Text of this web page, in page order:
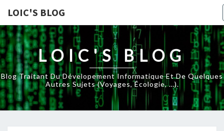
LOIC'S BLOG
LOIC'S BLOG
Blog Traitant Du Dévelopement Informatique Et De Quelques
Autres Sujets (voyages, Écologie, …).